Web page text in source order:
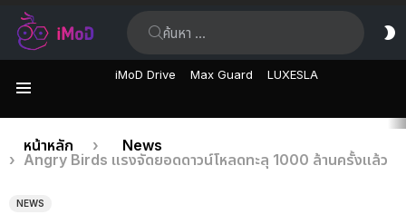
iMoD Drive Max Guard LUXESLA
เรื่อง
ล่าสุด
คุณอยู่ที่นี่:
หน้าหลัก
News
Angry Birds แรงจัดยอดดาวน์โหลดทะลุ 1000 ล้านครั้งแล้ว
NEWS